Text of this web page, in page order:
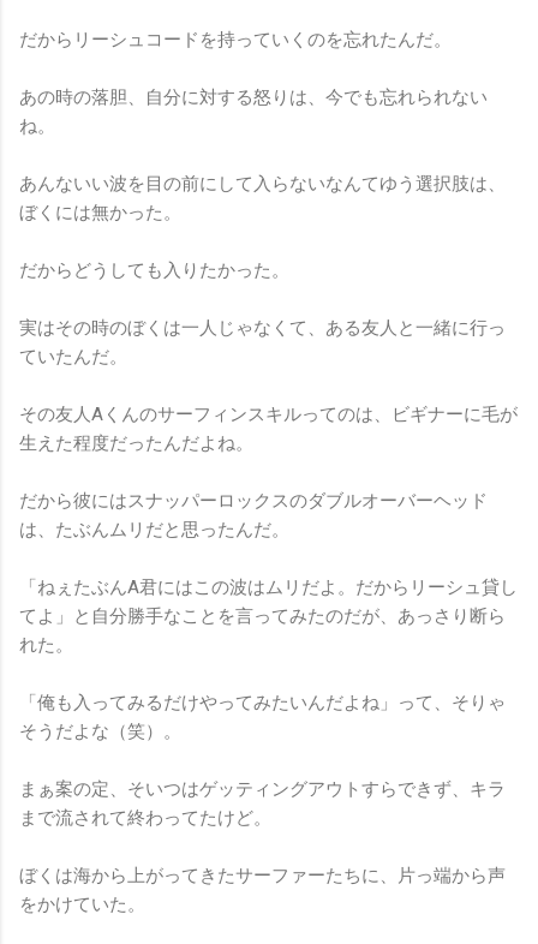
だからリーシュコードを持っていくのを忘れたんだ。
あの時の落胆、自分に対する怒りは、今でも忘れられない
ね。
あんないい波を目の前にして入らないなんてゆう選択肢は、
ぼくには無かった。
だからどうしても入りたかった。
実はその時のぼくは一人じゃなくて、ある友人と一緒に行っ
ていたんだ。
その友人Aくんのサーフィンスキルってのは、ビギナーに毛が
生えた程度だったんだよね。
だから彼にはスナッパーロックスのダブルオーバーヘッド
は、たぶんムリだと思ったんだ。
「ねぇたぶんA君にはこの波はムリだよ。だからリーシュ貸し
てよ」と自分勝手なことを言ってみたのだが、あっさり断ら
れた。
「俺も入ってみるだけやってみたいんだよね」って、そりゃ
そうだよな（笑）。
まぁ案の定、そいつはゲッティングアウトすらできず、キラ
まで流されて終わってたけど。
ぼくは海から上がってきたサーファーたちに、片っ端から声
をかけていた。